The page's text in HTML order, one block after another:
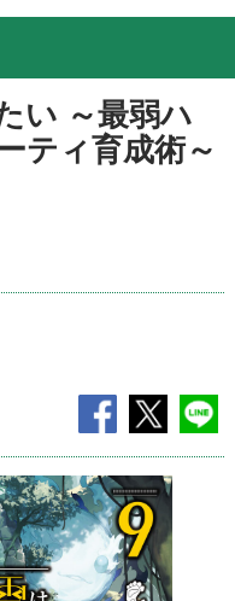
い ～最弱ハ
ティ育成術～